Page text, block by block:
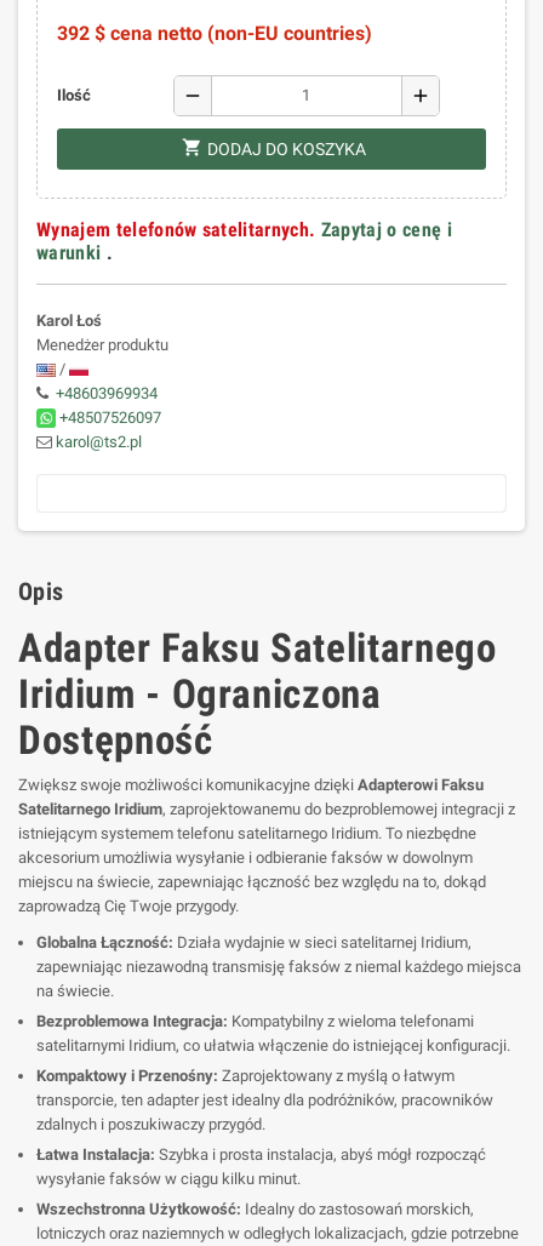
392 $ cena netto (non-EU countries)
Ilość remove add
shopping_cart DODAJ DO KOSZYKA
Wynajem telefonów satelitarnych. Zapytaj o cenę i
warunki .
Karol Łoś
Menedżer produktu
/
+48603969934
+48507526097
karol@ts2.pl
Opis
Adapter Faksu Satelitarnego
Iridium - Ograniczona
Dostępność
Zwiększ swoje możliwości komunikacyjne dzięki Adapterowi Faksu
Satelitarnego Iridium, zaprojektowanemu do bezproblemowej integracji z
istniejącym systemem telefonu satelitarnego Iridium. To niezbędne
akcesorium umożliwia wysyłanie i odbieranie faksów w dowolnym
miejscu na świecie, zapewniając łączność bez względu na to, dokąd
zaprowadzą Cię Twoje przygody.
Globalna Łączność: Działa wydajnie w sieci satelitarnej Iridium,
zapewniając niezawodną transmisję faksów z niemal każdego miejsca
na świecie.
Bezproblemowa Integracja: Kompatybilny z wieloma telefonami
satelitarnymi Iridium, co ułatwia włączenie do istniejącej konfiguracji.
Kompaktowy i Przenośny: Zaprojektowany z myślą o łatwym
transporcie, ten adapter jest idealny dla podróżników, pracowników
zdalnych i poszukiwaczy przygód.
Łatwa Instalacja: Szybka i prosta instalacja, abyś mógł rozpocząć
wysyłanie faksów w ciągu kilku minut.
Wszechstronna Użytkowość: Idealny do zastosowań morskich,
lotniczych oraz naziemnych w odległych lokalizacjach, gdzie potrzebne